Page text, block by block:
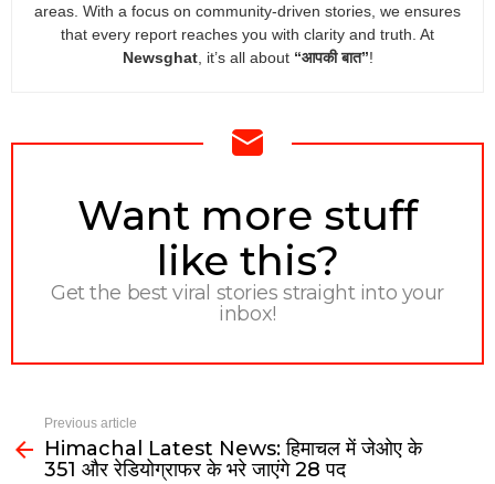
areas. With a focus on community-driven stories, we ensures
that every report reaches you with clarity and truth. At
Newsghat, it’s all about “आपकी बात”!
NEWSLETTER
Want more stuff
like this?
Get the best viral stories straight into your
inbox!
Previous article
Himachal Latest News: हिमाचल में जेओए के
351 और रेडियोग्राफर के भरे जाएंगे 28 पद